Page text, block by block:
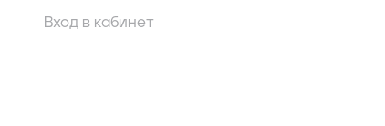
Вход в кабинет